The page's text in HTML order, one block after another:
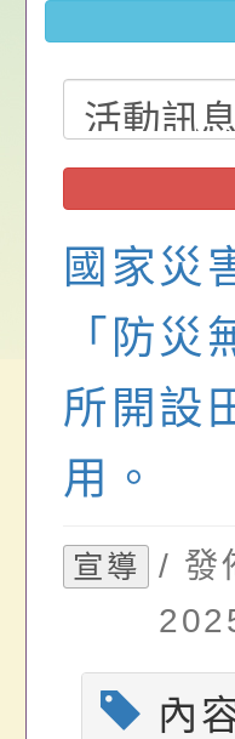
「愛
樂會
列講
赴陸
期第1
甄選
本校
校課
轉知
辦理
前教
置課
畫」
請，
公告:
施問
轉知:
減碳
桃園
年度
祝活
位協
名參
轉知
員退
算器
國家災
「防
所開設
用。
宣導
/ 發
內